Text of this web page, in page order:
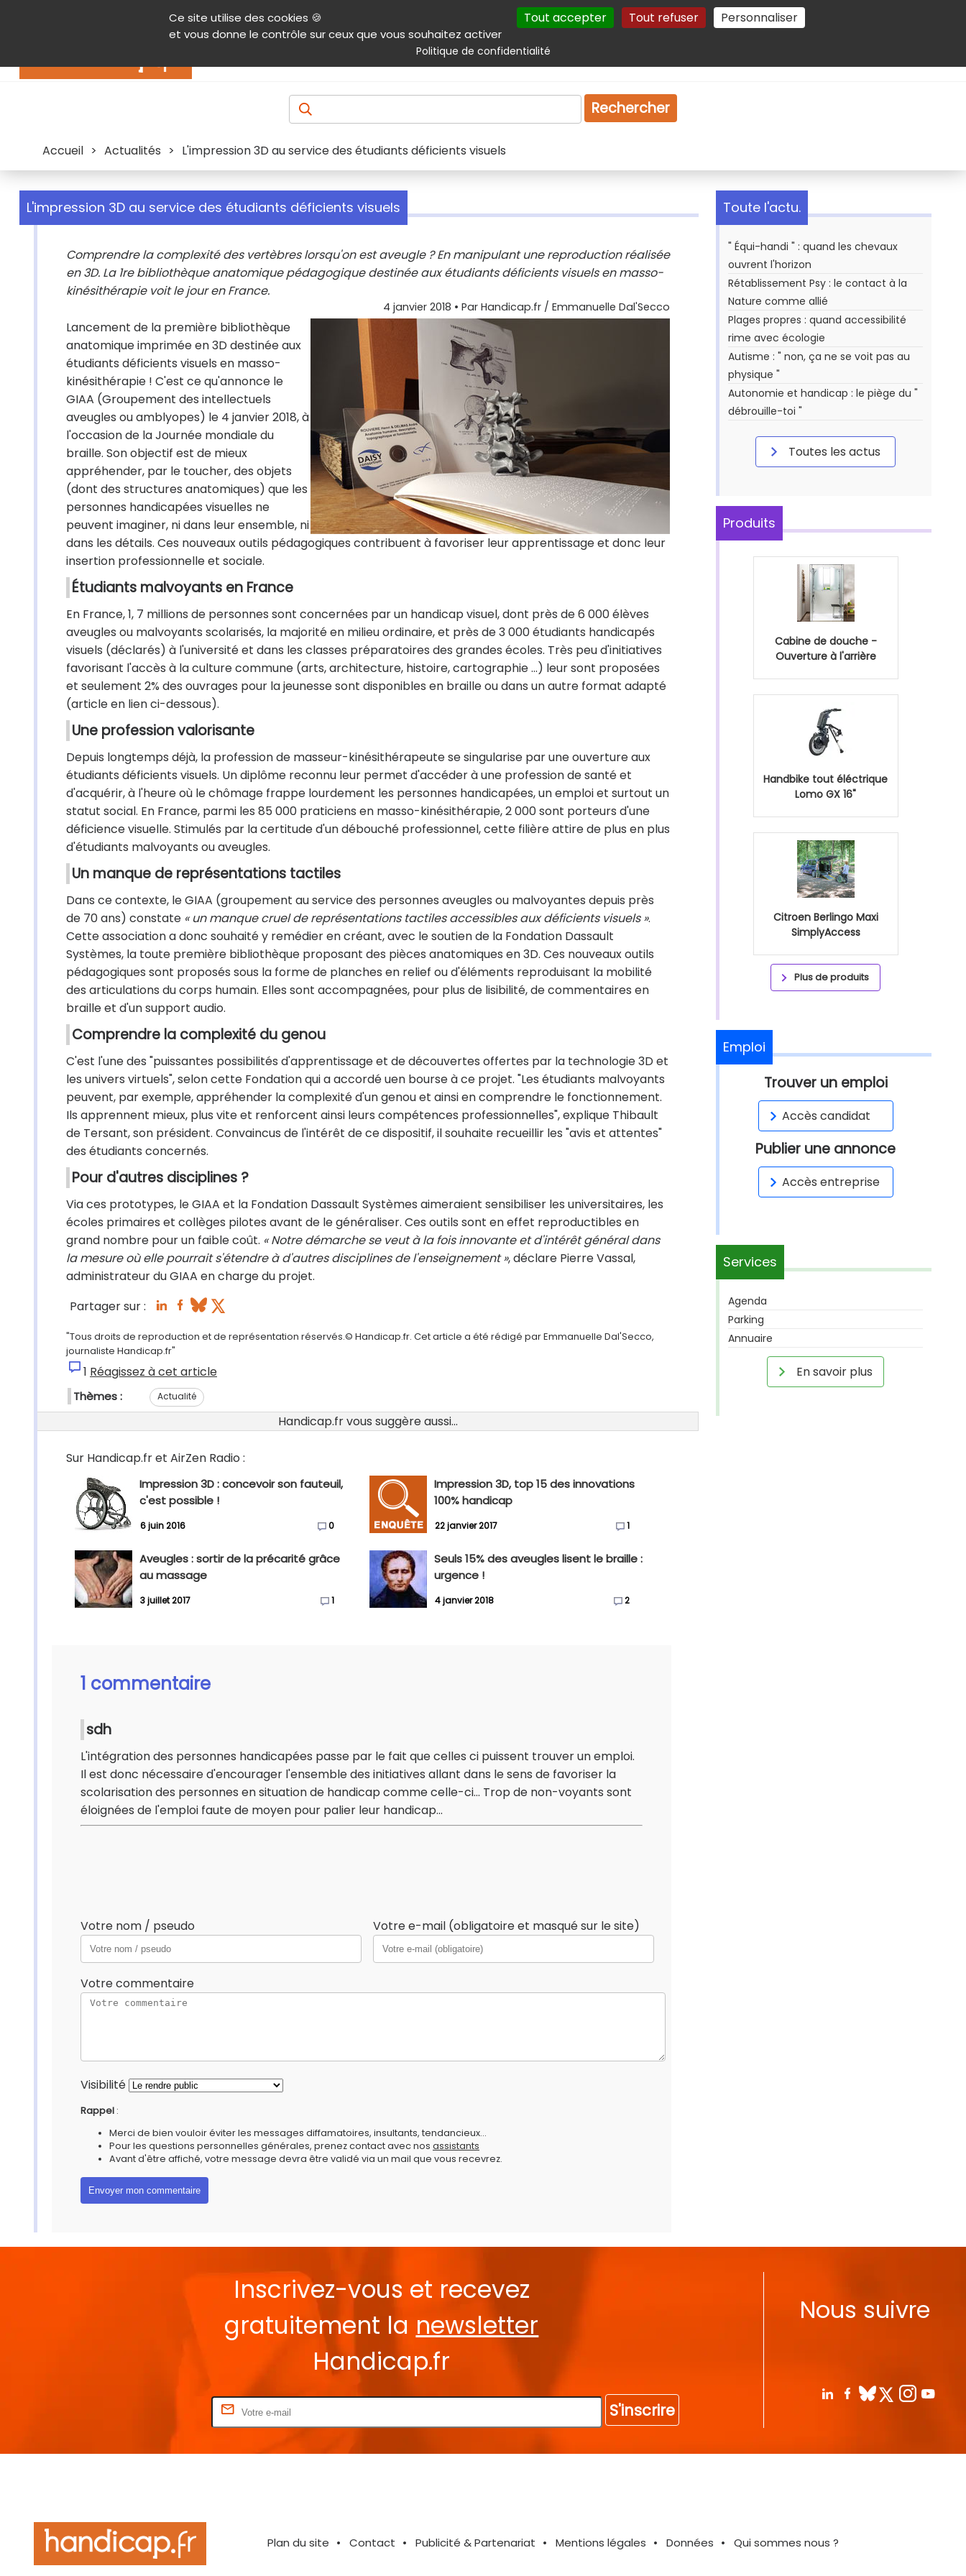
Ce site utilise des cookies 🍪
et vous donne le contrôle sur ceux que vous souhaitez activer
Tout accepter Tout refuser Personnaliser
Politique de confidentialité
Contenu Aide et accessibilité Menu principal Autres services Plan du site Gestion des cookies
Produits & services Emploi Droit
Rechercher
Accueil > Actualités > L'impression 3D au service des étudiants déficients visuels
L'impression 3D au service des étudiants déficients visuels
Comprendre la complexité des vertèbres lorsqu'on est aveugle ? En manipulant une reproduction réalisée
en 3D. La 1re bibliothèque anatomique pédagogique destinée aux étudiants déficients visuels en masso-
kinésithérapie voit le jour en France.
4 janvier 2018 • Par Handicap.fr / Emmanuelle Dal'Secco
Lancement de la première bibliothèque
anatomique imprimée en 3D destinée aux
étudiants déficients visuels en masso-
kinésithérapie ! C'est ce qu'annonce le
GIAA (Groupement des intellectuels
aveugles ou amblyopes) le 4 janvier 2018, à
l'occasion de la Journée mondiale du
braille. Son objectif est de mieux
appréhender, par le toucher, des objets
(dont des structures anatomiques) que les
personnes handicapées visuelles ne
peuvent imaginer, ni dans leur ensemble, ni
dans les détails. Ces nouveaux outils pédagogiques contribuent à favoriser leur apprentissage et donc leur
insertion professionnelle et sociale.
Étudiants malvoyants en France
En France, 1, 7 millions de personnes sont concernées par un handicap visuel, dont près de 6 000 élèves
aveugles ou malvoyants scolarisés, la majorité en milieu ordinaire, et près de 3 000 étudiants handicapés
visuels (déclarés) à l'université et dans les classes préparatoires des grandes écoles. Très peu d'initiatives
favorisant l'accès à la culture commune (arts, architecture, histoire, cartographie ...) leur sont proposées
et seulement 2% des ouvrages pour la jeunesse sont disponibles en braille ou dans un autre format adapté
(article en lien ci-dessous).
Une profession valorisante
Depuis longtemps déjà, la profession de masseur-kinésithérapeute se singularise par une ouverture aux
étudiants déficients visuels. Un diplôme reconnu leur permet d'accéder à une profession de santé et
d'acquérir, à l'heure où le chômage frappe lourdement les personnes handicapées, un emploi et surtout un
statut social. En France, parmi les 85 000 praticiens en masso-kinésithérapie, 2 000 sont porteurs d'une
déficience visuelle. Stimulés par la certitude d'un débouché professionnel, cette filière attire de plus en plus
d'étudiants malvoyants ou aveugles.
Un manque de représentations tactiles
Dans ce contexte, le GIAA (groupement au service des personnes aveugles ou malvoyantes depuis près
de 70 ans) constate « un manque cruel de représentations tactiles accessibles aux déficients visuels ».
Cette association a donc souhaité y remédier en créant, avec le soutien de la Fondation Dassault
Systèmes, la toute première bibliothèque proposant des pièces anatomiques en 3D. Ces nouveaux outils
pédagogiques sont proposés sous la forme de planches en relief ou d'éléments reproduisant la mobilité
des articulations du corps humain. Elles sont accompagnées, pour plus de lisibilité, de commentaires en
braille et d'un support audio.
Comprendre la complexité du genou
C'est l'une des "puissantes possibilités d'apprentissage et de découvertes offertes par la technologie 3D et
les univers virtuels", selon cette Fondation qui a accordé uen bourse à ce projet. "Les étudiants malvoyants
peuvent, par exemple, appréhender la complexité d'un genou et ainsi en comprendre le fonctionnement.
Ils apprennent mieux, plus vite et renforcent ainsi leurs compétences professionnelles", explique Thibault
de Tersant, son président. Convaincus de l'intérêt de ce dispositif, il souhaite recueillir les "avis et attentes"
des étudiants concernés.
Pour d'autres disciplines ?
Via ces prototypes, le GIAA et la Fondation Dassault Systèmes aimeraient sensibiliser les universitaires, les
écoles primaires et collèges pilotes avant de le généraliser. Ces outils sont en effet reproductibles en
grand nombre pour un faible coût. « Notre démarche se veut à la fois innovante et d'intérêt général dans
la mesure où elle pourrait s'étendre à d'autres disciplines de l'enseignement », déclare Pierre Vassal,
administrateur du GIAA en charge du projet.
Partager sur :
"Tous droits de reproduction et de représentation réservés.© Handicap.fr. Cet article a été rédigé par Emmanuelle Dal'Secco,
journaliste Handicap.fr"
1 Réagissez à cet article
Thèmes : Actualité
Handicap.fr vous suggère aussi...
Sur Handicap.fr et AirZen Radio :
Impression 3D : concevoir son fauteuil,
c'est possible !
6 juin 2016 0
Impression 3D, top 15 des innovations
100% handicap
22 janvier 2017 1
Aveugles : sortir de la précarité grâce
au massage
3 juillet 2017 1
Seuls 15% des aveugles lisent le braille :
urgence !
4 janvier 2018 2
1 commentaire
sdh
L'intégration des personnes handicapées passe par le fait que celles ci puissent trouver un emploi.
Il est donc nécessaire d'encourager l'ensemble des initiatives allant dans le sens de favoriser la
scolarisation des personnes en situation de handicap comme celle-ci... Trop de non-voyants sont
éloignées de l'emploi faute de moyen pour palier leur handicap...
Votre nom / pseudo Votre e-mail (obligatoire et masqué sur le site)
Votre commentaire
Visibilité
Rappel :
Merci de bien vouloir éviter les messages diffamatoires, insultants, tendancieux...
Pour les questions personnelles générales, prenez contact avec nos assistants
Avant d'être affiché, votre message devra être validé via un mail que vous recevrez.
Toute l'actu.
" Équi-handi " : quand les chevaux
ouvrent l'horizon
Rétablissement Psy : le contact à la
Nature comme allié
Plages propres : quand accessibilité
rime avec écologie
Autisme : " non, ça ne se voit pas au
physique "
Autonomie et handicap : le piège du "
débrouille-toi "
Toutes les actus
Produits
Cabine de douche -
Ouverture à l'arrière
Handbike tout éléctrique
Lomo GX 16"
Citroen Berlingo Maxi
SimplyAccess
Plus de produits
Emploi
Trouver un emploi
Accès candidat
Publier une annonce
Accès entreprise
Services
Agenda
Parking
Annuaire
En savoir plus
Inscrivez-vous et recevez
gratuitement la newsletter
Handicap.fr
S'inscrire
Nous suivre
Plan du site Contact Publicité & Partenariat Mentions légales Données Qui sommes nous ?